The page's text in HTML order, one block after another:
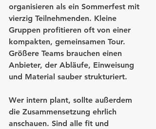
organisieren als ein Sommerfest mit
vierzig Teilnehmenden. Kleine
Gruppen profitieren oft von einer
kompakten, gemeinsamen Tour.
Größere Teams brauchen einen
Anbieter, der Abläufe, Einweisung
und Material sauber strukturiert.
Wer intern plant, sollte außerdem
die Zusammensetzung ehrlich
anschauen. Sind alle fit und